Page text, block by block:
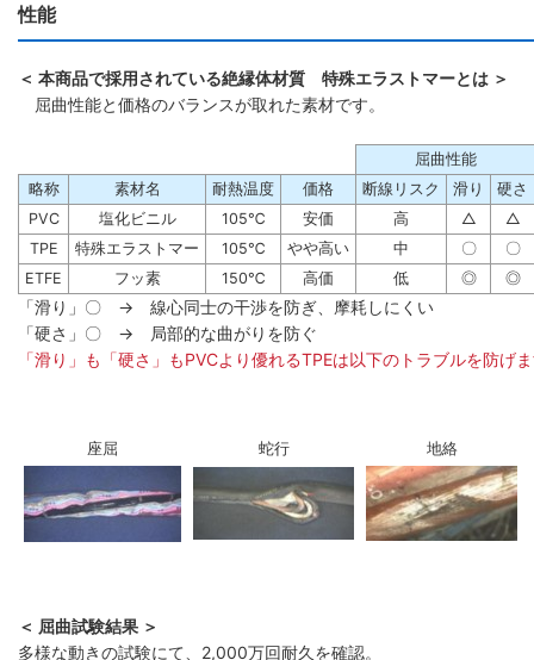
性能
＜ 本商品で採用されている絶縁体材質 特殊エラストマーとは ＞
屈曲性能と価格のバランスが取れた素材です。
屈曲性能
略称
素材名 耐熱温度 価格 断線リスク 滑り
硬さ
PVC
塩化ビニル 105℃ 安価 高 △
△
TPE
特殊エラストマー 105℃ やや高い 中 〇
〇
ETFE
フッ素 150℃ 高価 低 ◎ ◎
「滑り」〇 → 線心同士の干渉を防ぎ、摩耗しにくい
「硬さ」〇 → 局部的な曲がりを防ぐ
「滑り」も「硬さ」もPVCより優れるTPEは以下のトラブルを防げ
座屈 蛇行 地絡
＜ 屈曲試験結果 ＞
多様な動きの試験にて、2,000万回耐久を確認。